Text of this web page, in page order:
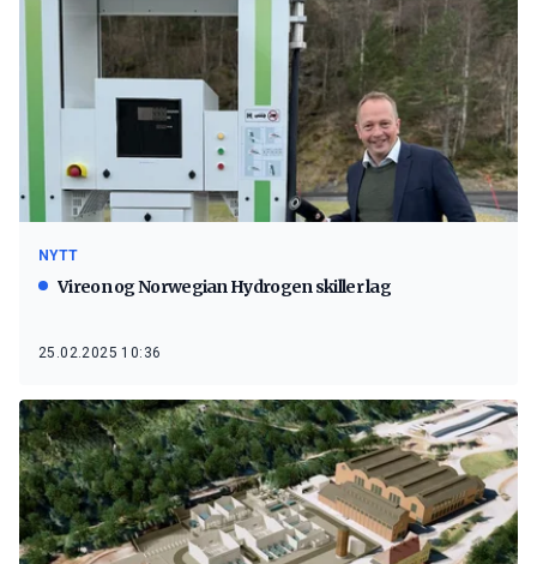
NYTT
Vireon og Norwegian Hydrogen skiller lag
25.02.2025 10:36